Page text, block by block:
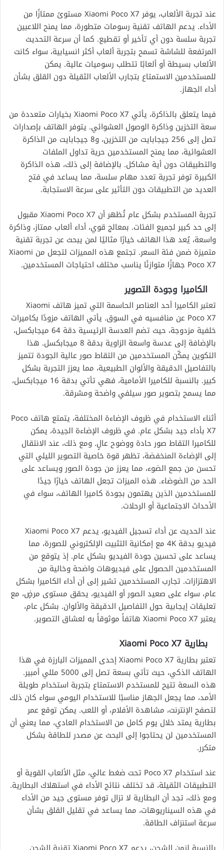
عند تجربة الألعاب، يوفر Xiaomi Poco X7 مستوىً ممتازًا من
الأداء. يدعم الهاتف تقنية رسومات متطورة، مما يمنح اللاعبين
تجربة سلسة دون أي تأخير أو تقطيع. كما أن سرعة التحديث
المرتفعة للشاشة تسمح بتجربة ألعاب أكثر انسيابية، سواء كانت
الألعاب بسيطة أو ألعابًا تتطلب رسوميات عالية. يمكن
للمستخدمين الاستمتاع بتجارب الألعاب الثقيلة دون القلق بشأن
أداء الجهاز.
فيما يتعلق بالذاكرة، يأتي Xiaomi Poco X7 بخيارات متعددة من
سعة التخزين وذاكرة الوصول العشوائي. يتوفر الهاتف بإصدارات
تصل إلى 256 جيجابايت من التخزين، و8 جيجابايت من الذاكرة
العشوائية، مما يمنح المستخدمين حرية تداول الملفات
والتطبيقات دون أية مشاكل. بالإضافة إلى ذلك، هذه الذاكرة
الكبيرة توفر تجربة تعدد مهام سلسة، مما يساعد في فتح
العديد من التطبيقات دون التأثير على سرعة الاستجابة.
تجربة المستخدم بشكل عام تُظهر أن Xiaomi Poco X7 مقبول
إلى حد كبير لجميع الفئات. بمعالج قوي، أداء ألعاب ممتاز، وذاكرة
واسعة، يُعد هذا الهاتف خيارًا مثاليًا لمن يبحث عن تجربة تقنية
متميزة ضمن فئة السعر. تجتمع هذه المميزات لتجعل من Xiaomi
Poco X7 جهازًا متوازنًا يناسب مختلف احتياجات المستخدمين.
الكاميرا وجودة التصوير
تعتبر الكاميرا أحد العناصر الحاسمة التي تميز هاتف Xiaomi
Poco X7 عن منافسيه في السوق. يأتي الهاتف مزودًا بكاميرات
خلفية مزدوجة، حيث تضم العدسة الرئيسية دقة 64 ميجابكسل،
بالإضافة إلى عدسة واسعة الزاوية بدقة 8 ميجابكسل. هذا
التكوين يمكّن المستخدمين من التقاط صور عالية الجودة تتميز
بالتفاصيل الدقيقة والألوان الطبيعية، مما يعزز التجربة بشكل
كبير. بالنسبة للكاميرا الأمامية، فهي تأتي بدقة 16 ميجابكسل،
مما يسمح بتصوير صور سيلفي واضحة ومشرقة.
أثناء الاستخدام في ظروف الإضاءة المختلفة، يتمتع هاتف Poco
X7 بأداء جيد بشكل عام. في ظروف الإضاءة الجيدة، يمكن
للكاميرا التقاط صور حادة ووضوح عالٍ. ومع ذلك، عند الانتقال
إلى الإضاءة المنخفضة، تظهر قوة خاصية التصوير الليلي التي
تحسن من جمع الضوء، مما يعزز من جودة الصور ويساعد على
الحد من الضوضاء. هذه الميزات تجعل الهاتف خيارًا جيدًا
للمستخدمين الذين يهتمون بجودة كاميرا الهاتف، سواء في
الأحداث الاجتماعية أو الرحلات.
عند الحديث عن أداء تسجيل الفيديو، يدعم Xiaomi Poco X7
فيديو بدقة 4K مع إمكانية التثبيت الإلكتروني للصورة، مما
يساعد على تحسين جودة الفيديو بشكل عام. إذ يتوقع من
المستخدمين الحصول على فيديوهات واضحة وخالية من
الاهتزازات. تجارب المستخدمين تشير إلى أن أداء الكاميرا بشكل
عام، سواء على صعيد الصور أو الفيديو، يحقق مستوى مرضٍ، مع
تعليقات إيجابية حول التفاصيل الدقيقة والألوان. بشكل عام،
يعتبر Xiaomi Poco X7 هاتفاً موثوقاً به لعشاق التصوير.
بطارية Xiaomi Poco X7
تعتبر بطارية Xiaomi Poco X7 إحدى المميزات البارزة في هذا
الهاتف الذكي، حيث تأتي بسعة تصل إلى 5000 مللي أمبير.
هذه السعة تتيح للمستخدم الاستمتاع بتجربة استخدام طويلة
الأمد، مما يجعل الجهاز مناسبًا للاستخدام اليومي سواء كان ذلك
لتصفح الإنترنت، مشاهدة الأفلام، أو اللعب. يمكن توقع عمر
بطارية يمتد خلال يوم كامل من الاستخدام العادي، مما يعني أن
المستخدمين لن يحتاجوا إلى البحث عن مصدر للطاقة بشكل
متكرر.
عند استخدام Poco X7 تحت ضغط عالي، مثل الألعاب القوية أو
التطبيقات الثقيلة، قد تختلف نتائج الأداء في استهلاك البطارية.
ومع ذلك، تجد أن البطارية لا تزال توفر مستوى جيد من الأداء
في هذه السيناريوهات، مما يساعد في تقليل القلق بشأن
سرعة استنزاف الطاقة.